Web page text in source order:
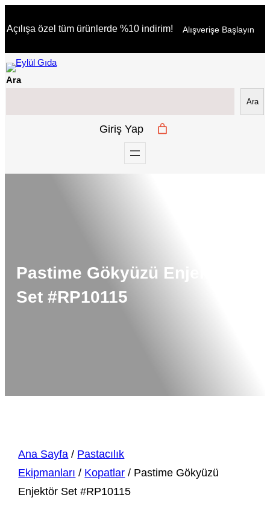
geç
Açılışa özel tüm ürünlerde %10 indirim! Alışverişe Başlayın
Ara
Ara
Giriş Yap
Pastime Gökyüzü Enjektör
Set #RP10115
Ana Sayfa / Pastacılık
Ekipmanları / Kopatlar / Pastime Gökyüzü
Enjektör Set #RP10115